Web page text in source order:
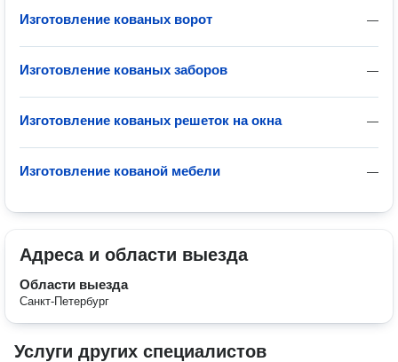
—
Изготовление кованых ворот
—
Изготовление кованых заборов
—
Изготовление кованых решеток на окна
—
Изготовление кованой мебели
Адреса и области выезда
Области выезда
Санкт-Петербург
Услуги других специалистов